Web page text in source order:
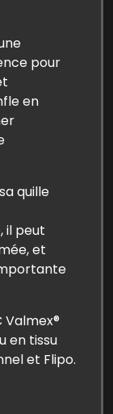
pour
en
quille
il peut
et
Valmex®
en tissu
et Flipo.